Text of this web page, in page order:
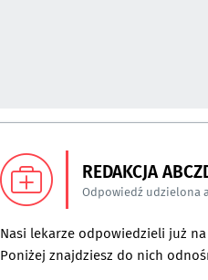
REDAKCJA
Odpowiedź udzielona
Nasi lekarze odpowiedzieli już
Poniżej znajdziesz do nich